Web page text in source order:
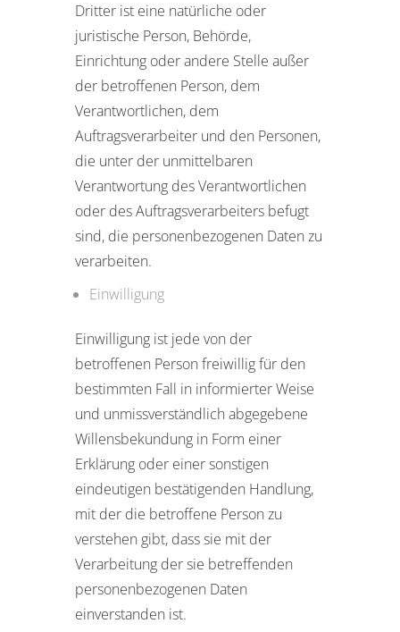
Dritter ist eine natürliche oder
juristische Person, Behörde,
Einrichtung oder andere Stelle außer
der betroffenen Person, dem
Verantwortlichen, dem
Auftragsverarbeiter und den Personen,
die unter der unmittelbaren
Verantwortung des Verantwortlichen
oder des Auftragsverarbeiters befugt
sind, die personenbezogenen Daten zu
verarbeiten.
Einwilligung
Einwilligung ist jede von der
betroffenen Person freiwillig für den
bestimmten Fall in informierter Weise
und unmissverständlich abgegebene
Willensbekundung in Form einer
Erklärung oder einer sonstigen
eindeutigen bestätigenden Handlung,
mit der die betroffene Person zu
verstehen gibt, dass sie mit der
Verarbeitung der sie betreffenden
personenbezogenen Daten
einverstanden ist.